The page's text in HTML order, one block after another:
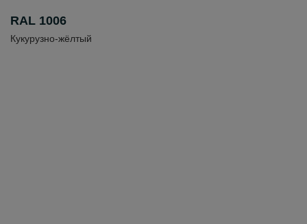
RAL 1006
Кукурузно-жёлтый